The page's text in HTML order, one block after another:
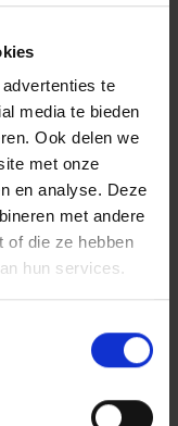
te
media te bieden
Ook delen we
met onze
en analyse. Deze
met andere
of die ze hebben
hun services.
bij hun
door een
binnen de
dit deel van
willen we
te zetten,